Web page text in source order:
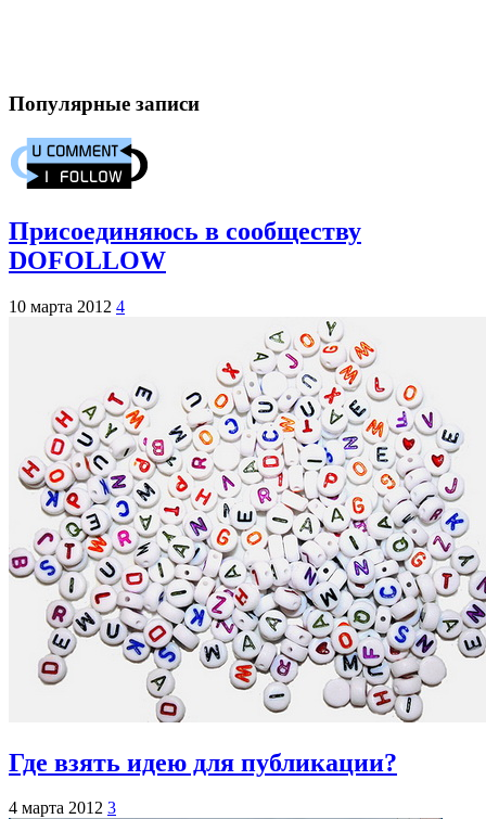
Популярные записи
Присоединяюсь в сообществу
DOFOLLOW
10 марта 2012 4
Где взять идею для публикации?
4 марта 2012 3